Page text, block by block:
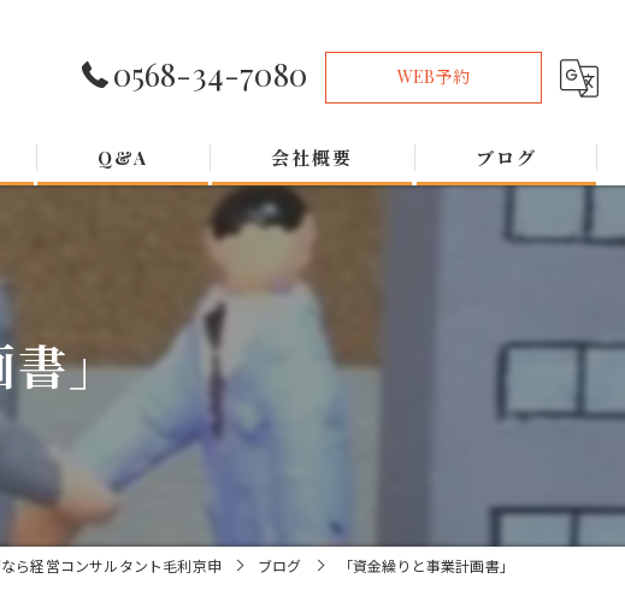
0568-34-7080 WEB予約
Q&A 会社概要 ブログ
書」
ら経営コンサルタント毛利京申 ブログ 「資金繰りと事業計画書」